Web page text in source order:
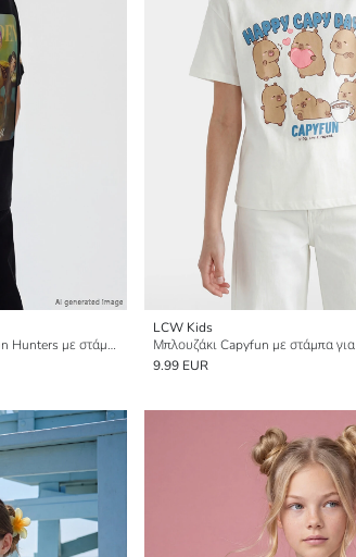
Μπλουζάκι για κορίτσια K-Pop Demon Hunters με στάμπα
LCW Kids
9.99 EUR